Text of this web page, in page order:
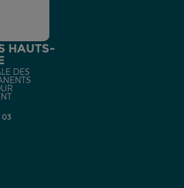
HAUTS-
DES
03